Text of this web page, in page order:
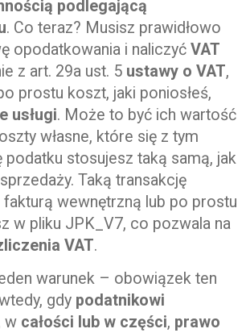
podlegającą
. Co teraz? Musisz prawidłowo
opodatkowania i naliczyć VAT
z art. 29a ust. 5 ustawy o VAT,
prostu koszt, jaki poniosłeś,
usługi. Może to być ich wartość
własne, które się z tym
podatku stosujesz taką samą, jak
Taką transakcję
wewnętrzną lub po prostu
w pliku JPK_V7, co pozwala na
VAT.
warunek – obowiązek ten
gdy podatnikowi
w całości lub w części, prawo